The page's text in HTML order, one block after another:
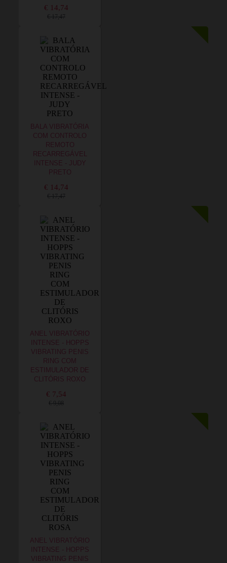
€ 14,74
€ 17,47
BALA VIBRATÓRIA
COM CONTROLO
REMOTO
RECARREGÁVEL
INTENSE - JUDY
PRETO
€ 14,74
€ 17,47
ANEL VIBRATÓRIO
INTENSE - HOPPS
VIBRATING PENIS
RING COM
ESTIMULADOR DE
CLITÓRIS ROXO
€ 7,54
€ 9,08
ANEL VIBRATÓRIO
INTENSE - HOPPS
VIBRATING PENIS